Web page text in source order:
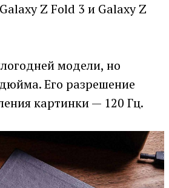
Z Fold 3 и Galaxy Z
модели, но
Его разрешение
картинки — 120 Гц.